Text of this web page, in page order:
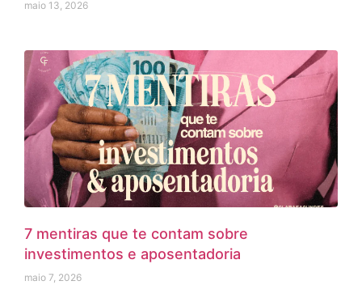
maio 13, 2026
7 mentiras que te contam sobre
investimentos e aposentadoria
maio 7, 2026